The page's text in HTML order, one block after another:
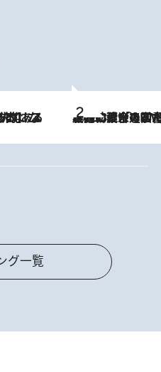
2026.8.3
慶應幼稚舎の図書室からテレビの世界に飛び込んだ阿川佐和子（72）
グ一覧